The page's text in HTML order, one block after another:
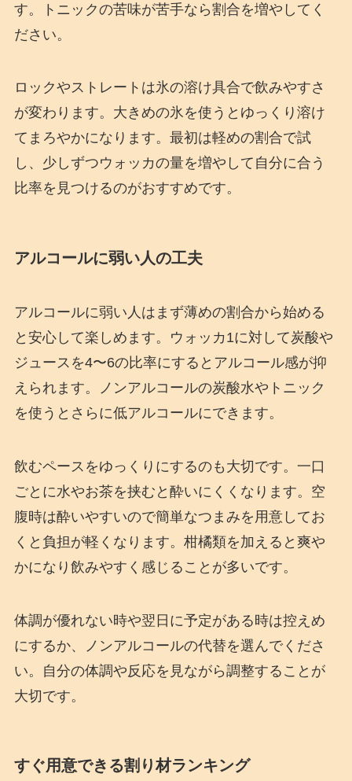
す。トニックの苦味が苦手なら割合を増やしてく
ださい。
ロックやストレートは氷の溶け具合で飲みやすさ
が変わります。大きめの氷を使うとゆっくり溶け
てまろやかになります。最初は軽めの割合で試
し、少しずつウォッカの量を増やして自分に合う
比率を見つけるのがおすすめです。
アルコールに弱い人の工夫
アルコールに弱い人はまず薄めの割合から始める
と安心して楽しめます。ウォッカ1に対して炭酸や
ジュースを4〜6の比率にするとアルコール感が抑
えられます。ノンアルコールの炭酸水やトニック
を使うとさらに低アルコールにできます。
飲むペースをゆっくりにするのも大切です。一口
ごとに水やお茶を挟むと酔いにくくなります。空
腹時は酔いやすいので簡単なつまみを用意してお
くと負担が軽くなります。柑橘類を加えると爽や
かになり飲みやすく感じることが多いです。
体調が優れない時や翌日に予定がある時は控えめ
にするか、ノンアルコールの代替を選んでくださ
い。自分の体調や反応を見ながら調整することが
大切です。
すぐ用意できる割り材ランキング